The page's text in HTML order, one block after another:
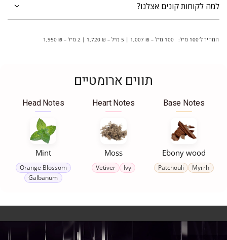
למה לקוחות קונים אצלנו?
המחיר ל־100 מ"ל: 100 מ"ל – ₪ 1,007 | 5 מ"ל – ₪ 1,720 | 2 מ"ל – ₪ 1,950
תווים ארומטיים
Base Notes
Ebony wood
Myrrh
Patchouli
Heart Notes
Moss
Ivy
Vetiver
Head Notes
Mint
Orange Blossom
Galbanum